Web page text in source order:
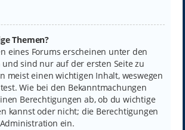
Themen?
eines Forums erscheinen unter den
sind nur auf der ersten Seite zu
meist einen wichtigen Inhalt, weswegen
Wie bei den Bekanntmachungen
Berechtigungen ab, ob du wichtige
kannst oder nicht; die Berechtigungen
ein.